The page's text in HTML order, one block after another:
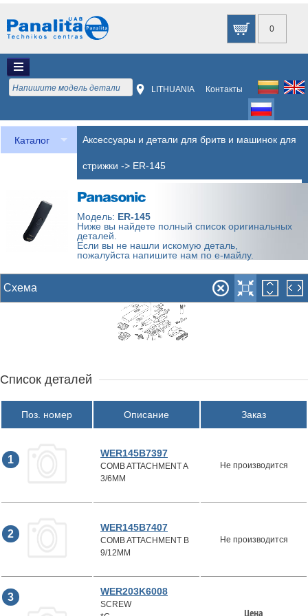
0
LITHUANIA Контакты
Каталог Аксессуары и детали для бритв и машинок для
стрижки -> ER-145
Модель: ER-145
Ниже вы найдете полный список оригинальных
деталей.
Если вы не нашли искомую деталь,
пожалуйста напишите нам по е-майлу.
Схема
Список деталей
Поз. номер Описание Заказ
1
WER145B7397
COMB ATTACHMENT A
3/6MM
Не производится
2
WER145B7407
COMB ATTACHMENT B
9/12MM
Не производится
3 WER203K6008
SCREW
Цена